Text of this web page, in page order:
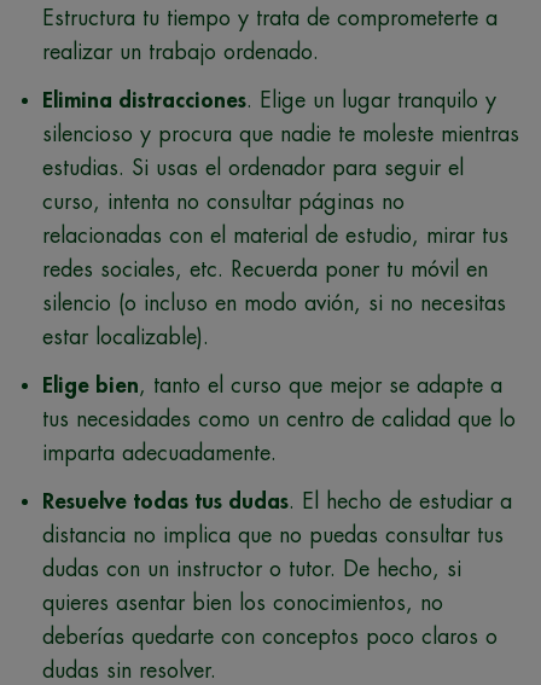
Estructura tu tiempo y trata de comprometerte a
realizar un trabajo ordenado.
Elimina distracciones. Elige un lugar tranquilo y
silencioso y procura que nadie te moleste mientras
estudias. Si usas el ordenador para seguir el
curso, intenta no consultar páginas no
relacionadas con el material de estudio, mirar tus
redes sociales, etc. Recuerda poner tu móvil en
silencio (o incluso en modo avión, si no necesitas
estar localizable).
Elige bien, tanto el curso que mejor se adapte a
tus necesidades como un centro de calidad que lo
imparta adecuadamente.
Resuelve todas tus dudas. El hecho de estudiar a
distancia no implica que no puedas consultar tus
dudas con un instructor o tutor. De hecho, si
quieres asentar bien los conocimientos, no
deberías quedarte con conceptos poco claros o
dudas sin resolver.